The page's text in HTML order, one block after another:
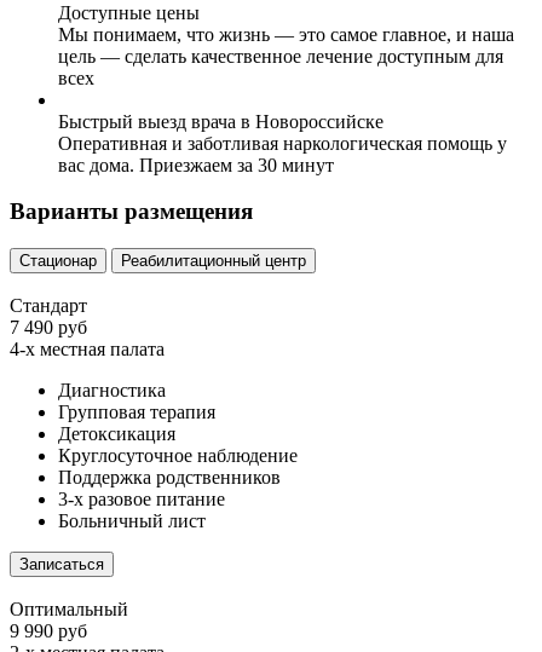
Доступные цены
Мы понимаем, что жизнь — это самое главное, и наша
цель — сделать качественное лечение доступным для
всех
Быстрый выезд врача в Новороссийске
Оперативная и заботливая наркологическая помощь у
вас дома. Приезжаем за 30 минут
Варианты размещения
Стационар Реабилитационный центр
Стандарт
7 490 руб
4-х местная палата
Диагностика
Групповая терапия
Детоксикация
Круглосуточное наблюдение
Поддержка родственников
3-х разовое питание
Больничный лист
Записаться
Оптимальный
9 990 руб